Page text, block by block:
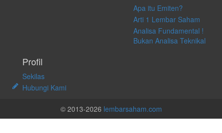
Apa itu Emiten?
Arti 1 Lembar Saham
Analisa Fundamental !
Bukan Analisa Teknikal
Profil
Sekilas
Hubungi Kami
© 2013-2026 lembarsaham.com